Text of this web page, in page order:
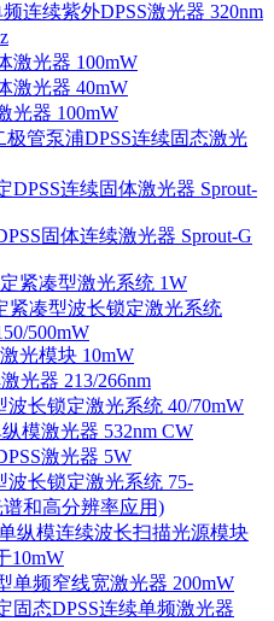
连续紫外DPSS激光器 320nm
激光器 100mW
激光器 40mW
光器 100mW
极管泵浦DPSS连续固态激光
DPSS连续固体激光器 Sprout-
固体连续激光器 Sprout-G
紧凑型激光系统 1W
紧凑型波长锁定激光系统
500mW
光模块 10mW
光器 213/266nm
波长锁定激光系统 40/70mW
模激光器 532nm CW
激光器 5W
波长锁定激光系统 75-
和高分辨率应用)
纵模连续波长扫描光源模块
10mW
单频窄线宽激光器 200mW
固态DPSS连续单频激光器